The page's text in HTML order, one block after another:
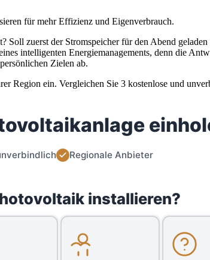
für mehr Effizienz und Eigenverbrauch.
zuerst der Stromspeicher für den Abend
intelligenten Energiemanagements, denn die
Zielen ab.
Region ein. Vergleichen Sie 3 kostenlose und
Regionale Anbieter
installieren?